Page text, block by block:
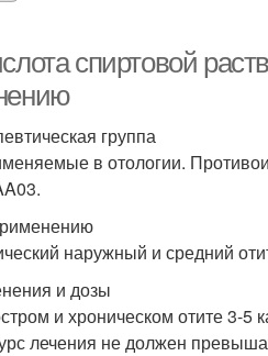
спиртовой
группа
в отологии.
наружный и средний
и дозы
и хроническом отите 3-5
лечения не должен